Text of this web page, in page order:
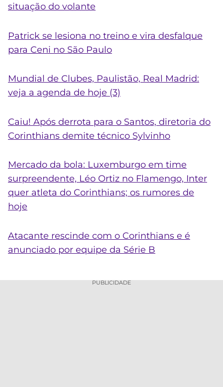
situação do volante
Patrick se lesiona no treino e vira desfalque
para Ceni no São Paulo
Mundial de Clubes, Paulistão, Real Madrid:
veja a agenda de hoje (3)
Caiu! Após derrota para o Santos, diretoria do
Corinthians demite técnico Sylvinho
Mercado da bola: Luxemburgo em time
surpreendente, Léo Ortiz no Flamengo, Inter
quer atleta do Corinthians; os rumores de
hoje
Atacante rescinde com o Corinthians e é
anunciado por equipe da Série B
PUBLICIDADE